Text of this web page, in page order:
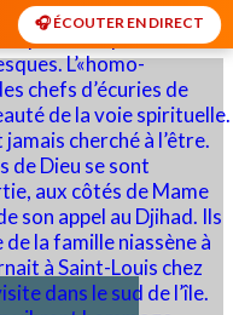
🎧 ÉCOUTER EN DIRECT